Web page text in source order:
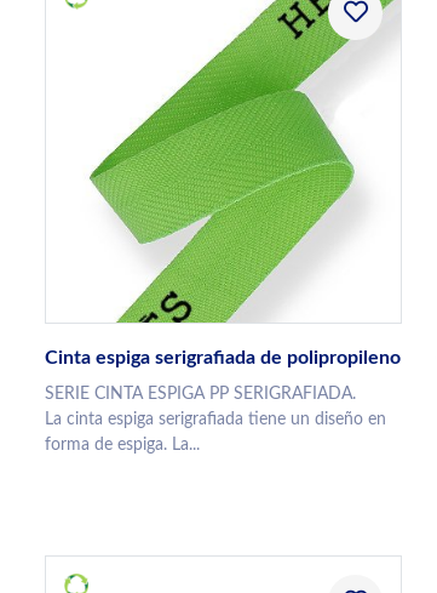
Cinta espiga serigrafiada de polipropileno
SERIE CINTA ESPIGA PP SERIGRAFIADA.
La cinta espiga serigrafiada tiene un diseño en
forma de espiga. La...